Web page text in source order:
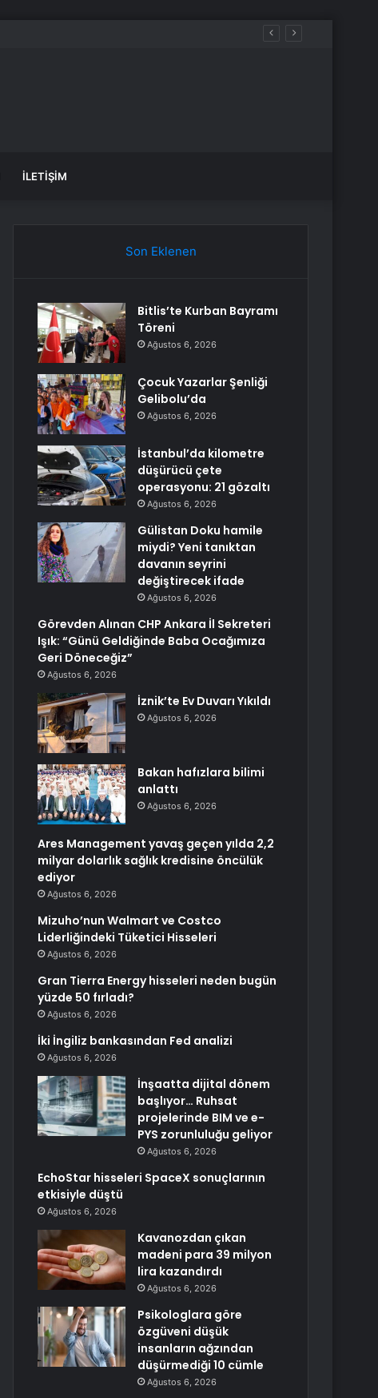
İLETIŞIM
Son Eklenen
Bitlis’te Kurban Bayramı
Töreni
Ağustos 6, 2026
Çocuk Yazarlar Şenliği
Gelibolu’da
Ağustos 6, 2026
İstanbul’da kilometre
düşürücü çete
operasyonu: 21 gözaltı
Ağustos 6, 2026
Gülistan Doku hamile
miydi? Yeni tanıktan
davanın seyrini
değiştirecek ifade
Ağustos 6, 2026
Görevden Alınan CHP Ankara İl Sekreteri
Işık: “Günü Geldiğinde Baba Ocağımıza
Geri Döneceğiz”
Ağustos 6, 2026
İznik’te Ev Duvarı Yıkıldı
Ağustos 6, 2026
Bakan hafızlara bilimi
anlattı
Ağustos 6, 2026
Ares Management yavaş geçen yılda 2,2
milyar dolarlık sağlık kredisine öncülük
ediyor
Ağustos 6, 2026
Mizuho’nun Walmart ve Costco
Liderliğindeki Tüketici Hisseleri
Ağustos 6, 2026
Gran Tierra Energy hisseleri neden bugün
yüzde 50 fırladı?
Ağustos 6, 2026
İki İngiliz bankasından Fed analizi
Ağustos 6, 2026
İnşaatta dijital dönem
başlıyor… Ruhsat
projelerinde BIM ve e-
PYS zorunluluğu geliyor
Ağustos 6, 2026
EchoStar hisseleri SpaceX sonuçlarının
etkisiyle düştü
Ağustos 6, 2026
Kavanozdan çıkan
madeni para 39 milyon
lira kazandırdı
Ağustos 6, 2026
Psikologlara göre
özgüveni düşük
insanların ağzından
düşürmediği 10 cümle
Ağustos 6, 2026